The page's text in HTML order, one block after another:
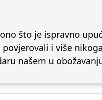
što je ispravno
povjerovali i više
našem u